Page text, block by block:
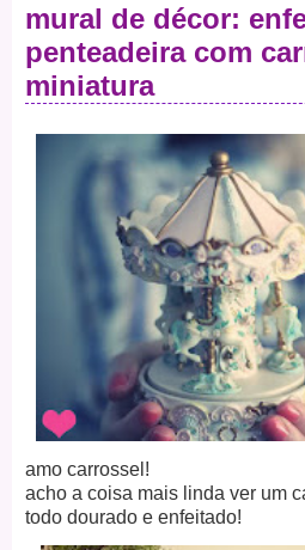
mural de décor:
penteadeira com
miniatura
amo carrossel!
acho a coisa mais linda ver um
todo dourado e enfeitado!